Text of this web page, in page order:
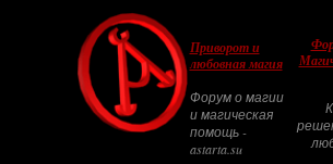
Приворот и
любовная магия
Форум о магии
и магическая
помощь -
astarta.su